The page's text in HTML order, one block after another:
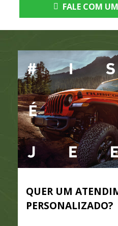
FALE COM
QUER UM
PERSONALIZADO?